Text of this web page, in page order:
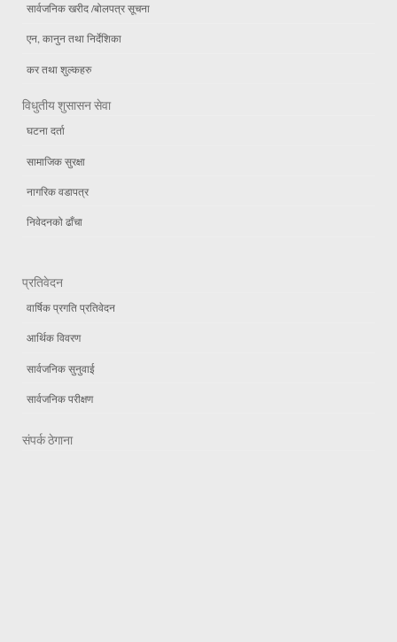
सार्वजनिक खरीद /बोलपत्र सूचना
एन, कानुन तथा निर्देशिका
कर तथा शुल्कहरु
विधुतीय शुसासन सेवा
घटना दर्ता
सामाजिक सुरक्षा
नागरिक वडापत्र
निवेदनको ढाँचा
प्रतिवेदन
वार्षिक प्रगति प्रतिवेदन
आर्थिक विवरण
सार्वजनिक सुनुवाई
सार्वजनिक परीक्षण
संपर्क ठेगाना